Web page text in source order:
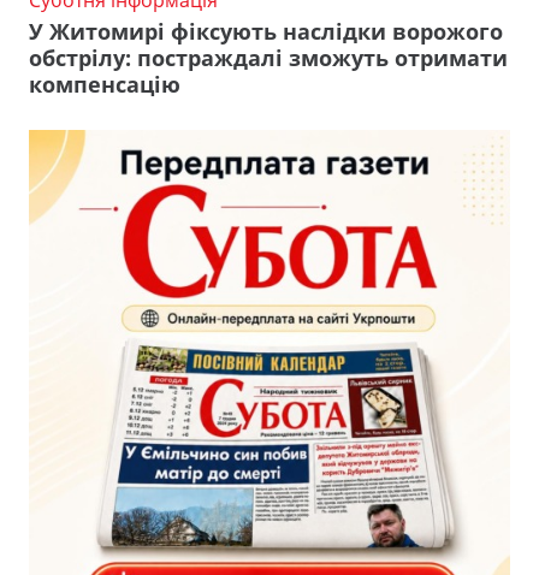
У Житомирі фіксують наслідки ворожого
обстрілу: постраждалі зможуть отримати
компенсацію